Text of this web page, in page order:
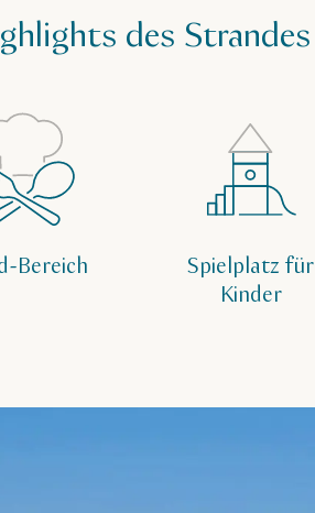
des Strandes
Bereich
Spielplatz für
Kinder